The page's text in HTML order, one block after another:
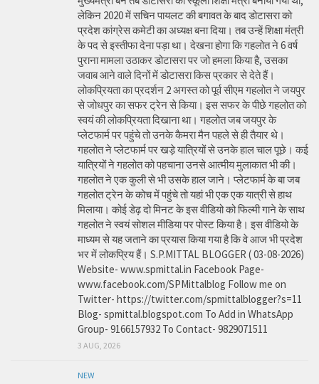
लेकिन 2020 में सचिन पायलट की बगावत के बाद डोटासरा को
प्रदेश कांग्रेस कमेटी का अध्यक्ष बना दिया। तब उन्हें शिक्षा मंत्री
के पद से इस्तीफा देना पड़ा था। देखना होगा कि गहलोत ने 6 वर्ष
पुराना मामला उठाकर डोटासरा पर जो हमला किया है, उसका
जवाब आने वाले दिनों में डोटासरा किस प्रकार से देते हैं।
लोकप्रियता का प्रदर्शन 2 अगस्त को पूर्व सीएम गहलोत ने जयपुर
से जोधपुर का सफर ट्रेन से किया। इस सफर के पीछे गहलोत को
स्वयं की लोकप्रियता दिखाना था। गहलोत जब जयपुर के
प्लेटफार्म पर पहुंचे तो उनके कैमरा मैन पहले से ही तैयार थे।
गहलोत ने प्लेटफार्म पर खड़े यात्रियों से उनके हाल चाल पूछे। कई
यात्रियों ने गहलोत को पहचाना उनसे आत्मीय मुलाकात भी की।
गहलोत ने एक कुली से भी उसके हाल जाने। प्लेटफार्म के बा जब
गहलोत ट्रेन के कोच में पहुंचे तो यहां भी एक एक यात्री से हाथ
मिलाया। कोई डेढ़ दो मिनट के इस वीडियो को फिल्मी गाने के साथ
गहलोत ने स्वयं सोशल मीडिया पर पोस्ट किया है। इस वीडियो के
माध्यम से यह जताने का प्रयास किया गया है कि वे आज भी प्रदेश
भर में लोकप्रिय हैं। S.P.MITTAL BLOGGER ( 03-08-2026)
Website- www.spmittal.in Facebook Page-
www.facebook.com/SPMittalblog Follow me on
Twitter- https://twitter.com/spmittalblogger?s=11
Blog- spmittal.blogspot.com To Add in WhatsApp
Group- 9166157932 To Contact- 9829071511
3 AUG, 2026
NEW